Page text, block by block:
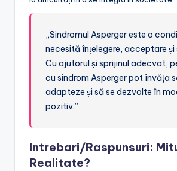
„Sindromul Asperger este o
necesită înțelegere, acceptare și
Cu ajutorul și sprijinul adecvat,
cu sindrom Asperger pot învăța
adapteze și să se dezvolte în
pozitiv.”
Intrebari/Raspunsuri:
Realitate?